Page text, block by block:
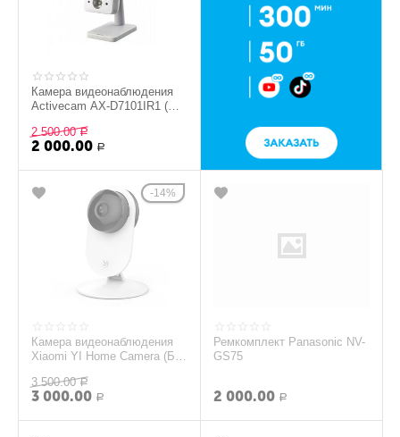
Камера видеонаблюдения
Activecam AX-D7101IR1 (Б/
2 500.00 Р
2 000.00 Р
14%
Камера видеонаблюдения
Xiaomi YI Home Camera (Б/
3 500.00 Р
3 000.00 Р
Ремкомплект Panasonic NV-
GS75
2 000.00 Р